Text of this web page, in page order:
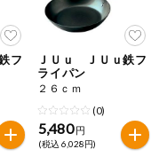
のため、ご使用前には
ださい。
から情報提供のあった
フ
ＪＵｕ ＪＵｕ鉄フ
ライパン
２６ｃｍ
(0)
5,480 円
(税込 6,028円)